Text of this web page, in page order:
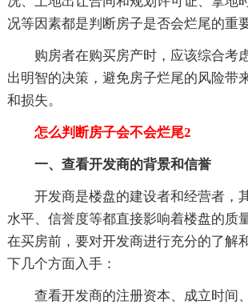
况等因素都是判断房子是否会烂尾的重
购房者在购买房产时，应该综合考
出明智的决策，避免房子烂尾的风险带
和损失。
怎么判断房子会不会烂尾2
一、查看开发商的背景和信誉
开发商是楼盘的建设者和经营者，
水平、信誉度等都直接影响着楼盘的质
在买房前，要对开发商进行充分的了解
下几个方面入手：
查看开发商的注册资本、成立时间